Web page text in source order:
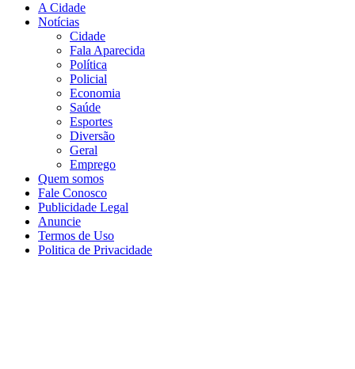
A Cidade
Notícias
Cidade
Fala Aparecida
Política
Policial
Economia
Saúde
Esportes
Diversão
Geral
Emprego
Quem somos
Fale Conosco
Publicidade Legal
Anuncie
Termos de Uso
Politica de Privacidade